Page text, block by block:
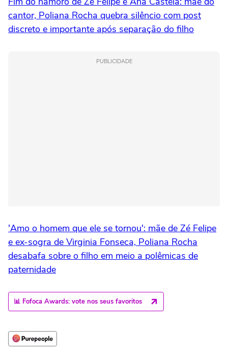
cantor, Poliana Rocha quebra silêncio com post
discreto e importante após separação do filho
PUBLICIDADE
'Amo o homem que ele se tornou': mãe de Zé Felipe
e ex-sogra de Virginia Fonseca, Poliana Rocha
desabafa sobre o filho em meio a polêmicas de
paternidade
📊 Fofoca Awards: vote nos seus favoritos